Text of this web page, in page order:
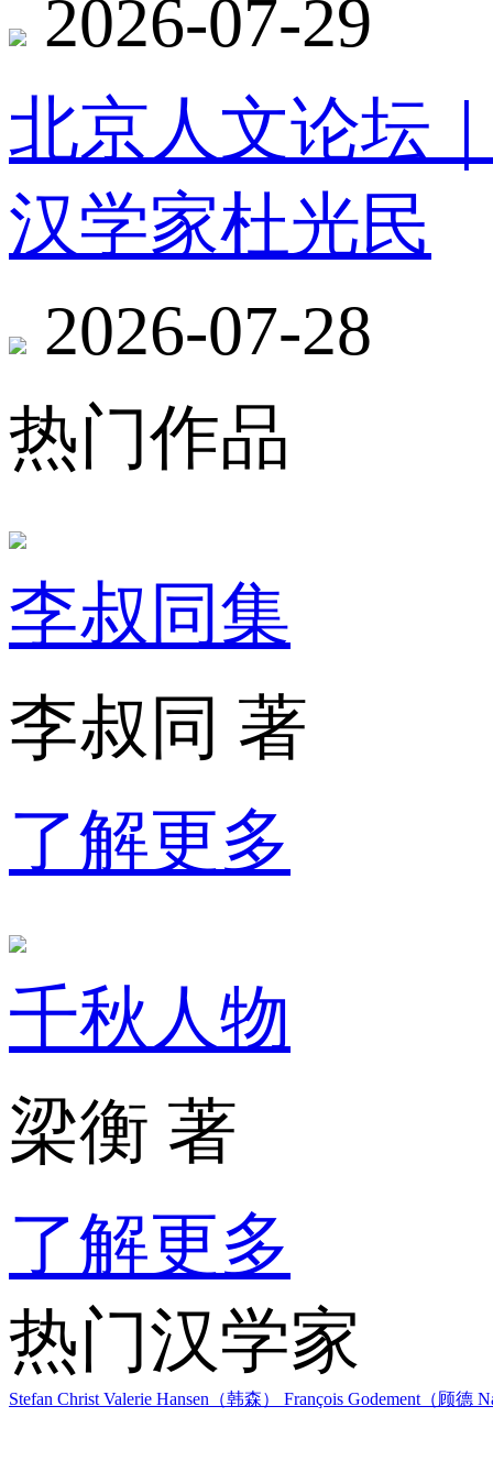
2026-07-29
北京人文论坛
汉学家杜光民
2026-07-28
热门作品
李叔同集
李叔同 著
了解更多
千秋人物
梁衡 著
了解更多
热门汉学家
Stefan Christ Valerie Hansen（韩森） François Godement（顾德